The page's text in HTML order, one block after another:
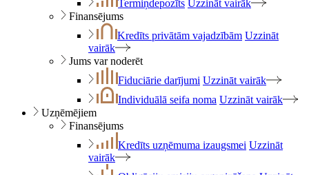
Termiņdepozīts Uzzināt vairāk
Finansējums
Kredīts privātām vajadzībām Uzzināt
vairāk
Jums var noderēt
Fiduciārie darījumi Uzzināt vairāk
Individuālā seifa noma Uzzināt vairāk
Uzņēmējiem
Finansējums
Kredīts uzņēmuma izaugsmei Uzzināt
vairāk